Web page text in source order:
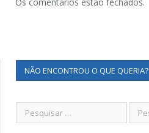
NÃO ENCONTROU O QUE QUERIA?